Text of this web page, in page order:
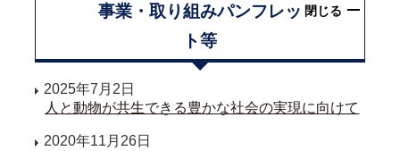
事業・取り組みパンフレッ
ト等
閉じる
2025年7月2日
人と動物が共生できる豊かな社会の実現に向けて
2020年11月26日